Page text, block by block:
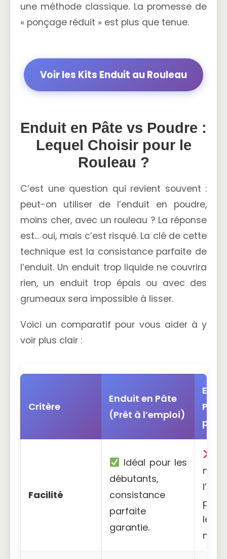
une méthode classique. La promesse de
« ponçage réduit » est plus que tenue.
Voir les Kits Enduit au Rouleau
Enduit en Pâte vs Poudre :
Lequel Choisir pour le
Rouleau ?
C’est une question qui revient souvent :
peut-on utiliser de l’enduit en poudre,
moins cher, avec un rouleau ? La réponse
est… oui, mais c’est risqué. La clé de cette
technique est la consistance parfaite de
l’enduit. Un enduit trop liquide ne couvrira
rien, un enduit trop épais ou avec des
grumeaux sera impossible à lisser.
Voici un comparatif pour vous aider à y
voir plus clair :
Critère
Enduit en Pâte
(Prêt à l’emploi)
Facilité
Idéal pour les
débutants,
consistance
parfaite
garantie.
le